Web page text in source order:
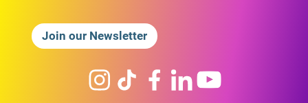
Join our Newsletter